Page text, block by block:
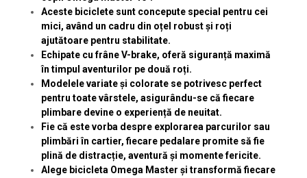
Aceste biciclete sunt concepute special pentru cei
mici, având un cadru din oțel robust și roți
ajutătoare pentru stabilitate.
Echipate cu frâne V-brake, oferă siguranță maximă
în timpul aventurilor pe două roți.
Modelele variate și colorate se potrivesc perfect
pentru toate vârstele, asigurându-se că fiecare
plimbare devine o experiență de neuitat.
Fie că este vorba despre explorarea parcurilor sau
plimbări în cartier, fiecare pedalare promite să fie
plină de distracție, aventură și momente fericite.
Alege bicicleta Omega Master și transformă fiecare